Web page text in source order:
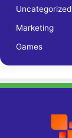
Uncategorized
Marketing
Games